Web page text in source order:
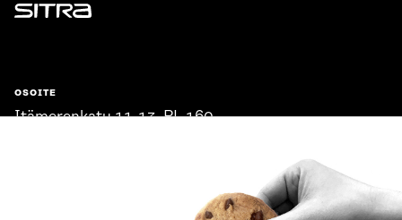
Sitra
OSOITE
Itämerenkatu 11-13, PL 160,